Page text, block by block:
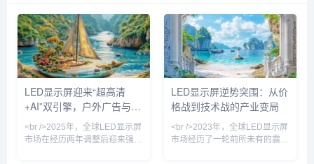
B2B电子商务平台，主要面
向中小企业和制造业，结合
百度的 AI技...
理念，致力于帮助卖家快
速、便捷地获取全网各生态
的精准流量，从而发掘...
万人次在这里分享工作经
验，发现全球优质、靠谱、
多元的广告媒体及商业创
意，找到想要的合作伙伴。
“找广”隶属于湖南找广科技
有限公司，公司旗下运营找
广网、金璧奖、广脉圈和户
外广告内参四个品牌，总
LED显示屏迎来“超高清
+AI”双引擎，户外广告与虚
拟拍摄成增长双极
<br />2025年，全球LED显示屏
市场在经历两年调整后迎来强劲
LED显示屏逆势突围：从价
格战到技术战的产业变局
<br />2023年，全球LED显示屏
市场经历了一轮前所未有的震